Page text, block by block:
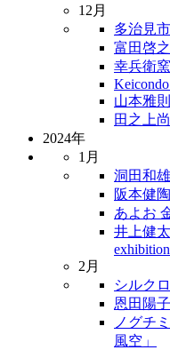
12月
多治見
富田啓
幸兵衛
山本雅
田之上
2024年
1月
洞田和
阪本健陶
あよお
井上健
exhibition
2月
シルク
恩田陽
ノグチ
風空」